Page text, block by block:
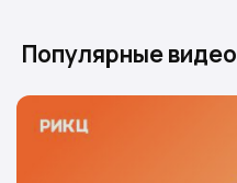
Популярные видео